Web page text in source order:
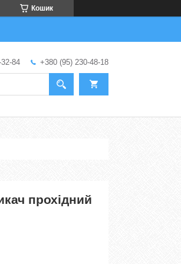
Кошик
84 +380 (95) 230-48-18
прохідний